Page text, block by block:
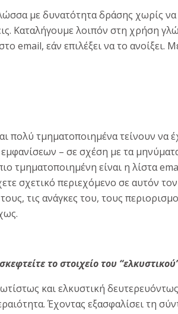
με δυνατότητα δράσης χωρίς να
Καταλήγουμε λοιπόν στη χρήση
email, εάν επιλέξει να το ανοίξει.
πολύ τμηματοποιημένα τείνουν να
– σε σχέση με τα
τμηματοποιημένη είναι η λίστα
σχετικό περιεχόμενο σε αυτόν
τις ανάγκες του, τους
το στοιχείο του
και ελκυστική
Έχοντας εξασφαλίσει τη